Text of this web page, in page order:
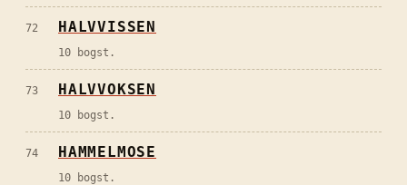
72 HALVVISSEN
10 bogst.
73 HALVVOKSEN
10 bogst.
74 HAMMELMOSE
10 bogst.